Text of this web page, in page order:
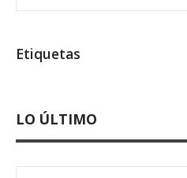
Etiquetas
LO ÚLTIMO